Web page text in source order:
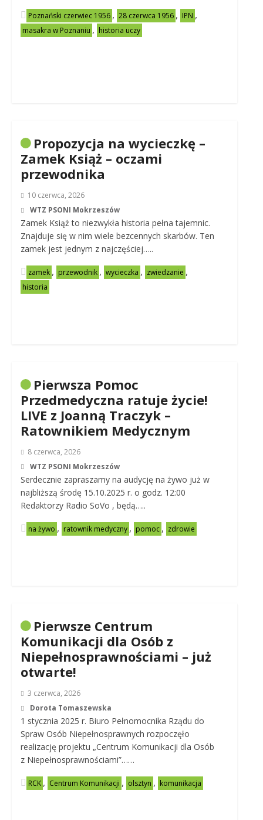
Poznański czerwiec 1956 , 28 czerwca 1956 , IPN ,
masakra w Poznaniu , historia uczy
Propozycja na wycieczkę –
Zamek Książ – oczami
przewodnika
10 czerwca, 2026
WTZ PSONI Mokrzeszów
Zamek Książ to niezwykła historia pełna tajemnic.
Znajduje się w nim wiele bezcennych skarbów. Ten
zamek jest jednym z najczęściej…..
zamek , przewodnik , wycieczka , zwiedzanie ,
historia
Pierwsza Pomoc
Przedmedyczna ratuje życie!
LIVE z Joanną Traczyk –
Ratownikiem Medycznym
8 czerwca, 2026
WTZ PSONI Mokrzeszów
Serdecznie zapraszamy na audycję na żywo już w
najbliższą środę 15.10.2025 r. o godz. 12:00
Redaktorzy Radio SoVo , będą…..
na żywo , ratownik medyczny , pomoc , zdrowie
Pierwsze Centrum
Komunikacji dla Osób z
Niepełnosprawnościami – już
otwarte!
3 czerwca, 2026
Dorota Tomaszewska
1 stycznia 2025 r. Biuro Pełnomocnika Rządu do
Spraw Osób Niepełnosprawnych rozpoczęło
realizację projektu „Centrum Komunikacji dla Osób
z Niepełnosprawnościami”……
RCK , Centrum Komunikacji , olsztyn , komunikacja